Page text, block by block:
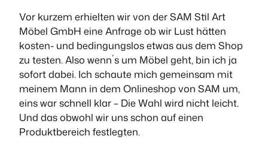
Vor kurzem erhielten wir von der SAM Stil Art
Möbel GmbH eine Anfrage ob wir Lust hätten
kosten- und bedingungslos etwas aus dem Shop
zu testen. Also wenn´s um Möbel geht, bin ich ja
sofort dabei. Ich schaute mich gemeinsam mit
meinem Mann in dem Onlineshop von SAM um,
eins war schnell klar – Die Wahl wird nicht leicht.
Und das obwohl wir uns schon auf einen
Produktbereich festlegten.